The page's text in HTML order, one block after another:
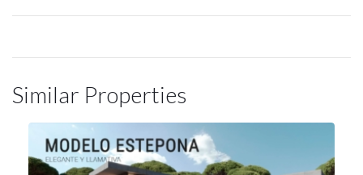
Similar Properties